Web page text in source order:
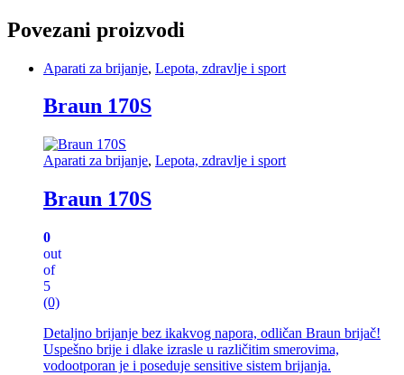
Povezani proizvodi
Aparati za brijanje, Lepota, zdravlje i sport
Braun 170S
Aparati za brijanje, Lepota, zdravlje i sport
Braun 170S
0
out
of
5
(0)
Detaljno brijanje bez ikakvog napora, odličan Braun brijač!
Uspešno brije i dlake izrasle u različitim smerovima,
vodootporan je i poseduje sensitive sistem brijanja.